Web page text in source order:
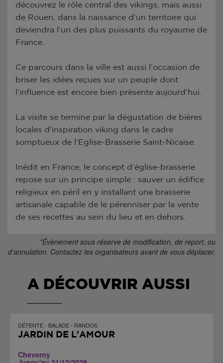
découvrez le rôle central des vikings, mais aussi
de Rouen, dans la naissance d’un territoire qui
deviendra l’un des plus puissants du royaume de
France.
Ce parcours dans la ville est aussi l’occasion de
briser les idées reçues sur un peuple dont
l’influence est encore bien présente aujourd’hui.
La visite se termine par la dégustation de bières
locales d'inspiration viking dans le cadre
somptueux de l’Eglise-Brasserie Saint-Nicaise.
Inédit en France, le concept d’église-brasserie
repose sur un principe simple : sauver un édifice
religieux en péril en y installant une brasserie
artisanale capable de le pérenniser par la vente
de ses recettes au sein du lieu et en dehors.
*Évènement sous réserve de modification, de report, ou
d'annulation. Contactez les organisateurs avant de vous déplacer.
A DÉCOUVRIR AUSSI
DÉTENTE - BALADE - RANDOS
JARDIN DE L'AMOUR
Cheverny